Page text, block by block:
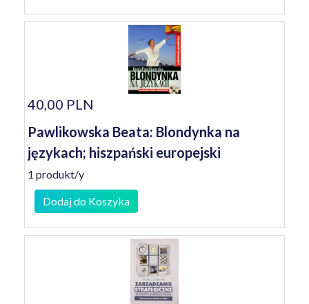
40,00 PLN
Pawlikowska Beata: Blondynka na
językach; hiszpański europejski
1 produkt/y
Dodaj do Koszyka